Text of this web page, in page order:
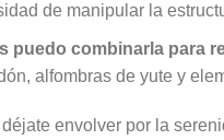
de manipular la
puedo combinarla para
alfombras de yute y
envolver por la